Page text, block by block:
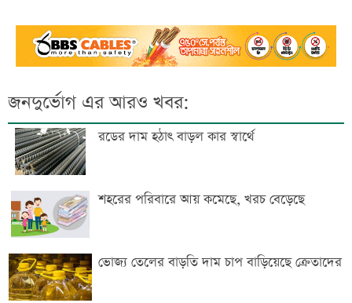
জনদুর্ভোগ এর আরও খবর:
রডের দাম হঠাৎ বাড়ল কার স্বার্থে
শহরের পরিবারে আয় কমেছে, খরচ বেড়েছে
ভোজ্য তেলের বাড়তি দাম চাপ বাড়িয়েছে ক্রেতাদের